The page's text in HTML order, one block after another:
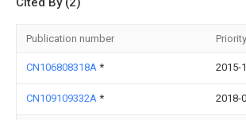
Publication number
CN106808318A * 2015-
CN109109332A * 2018-